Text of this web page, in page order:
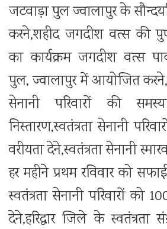
जटवाड़ा पुल ज्वालापुर के
करने,शहीद जगदीश वत्स की
का कार्यक्रम जगदीश वत्स
पुल, ज्वालापुर में आयोजित
सेनानी परिवारों की
निस्तारण,स्वतंत्रता सेनानी
वरीयता देने,स्वतंत्रता सेनानी
हर महीने प्रथम रविवार को
स्वतंत्रता सेनानी परिवारों को
देने,हरिद्वार जिले के स्वतंत्रता